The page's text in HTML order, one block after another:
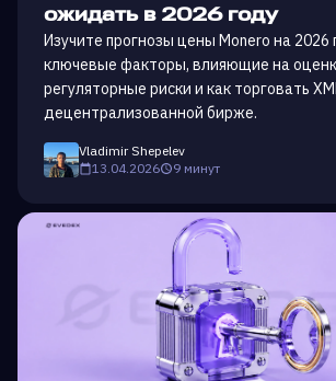
ожидать в 2026 году
Изучите прогнозы цены Monero на 2026
ключевые факторы, влияющие на
регуляторные риски и как торговать
децентрализованной бирже.
Vladimir Shepelev
13.04.2026
9 минут